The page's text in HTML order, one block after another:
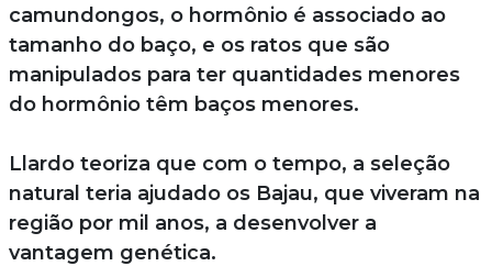
camundongos, o hormônio é associado ao
tamanho do baço, e os ratos que são
manipulados para ter quantidades menores
do hormônio têm baços menores.
Llardo teoriza que com o tempo, a seleção
natural teria ajudado os Bajau, que viveram na
região por mil anos, a desenvolver a
vantagem genética.